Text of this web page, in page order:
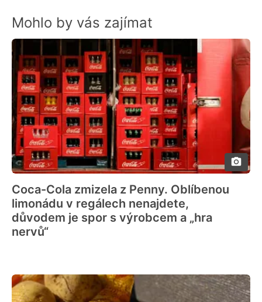
Mohlo by vás zajímat
Coca-Cola zmizela z Penny. Oblíbenou
limonádu v regálech nenajdete,
důvodem je spor s výrobcem a „hra
nervů“